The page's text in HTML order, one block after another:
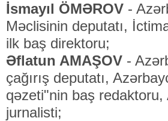
İsmayıl ÖMƏROV -
Məclisinin deputatı,
ilk baş direktoru;
Əflatun AMAŞOV -
çağırış deputatı,
qəzeti"nin baş redaktoru,
jurnalisti;